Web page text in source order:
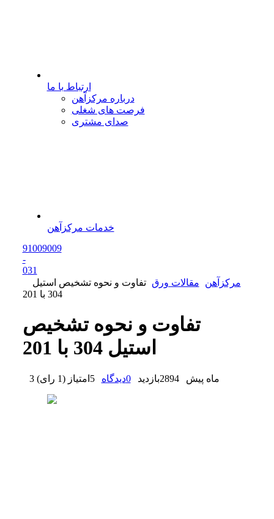
ارتباط با ما
درباره مرکزآهن
فرصت های شغلی
صدای مشتری
خدمات مرکزآهن
91009009
-
031
مرکزآهن
مقالات ورق
تفاوت و نحوه تشخیص استیل
304 با 201
تفاوت و نحوه تشخیص
3 ماه پیش 2894بازدید 0دیدگاه 5 امتیاز (1 رای )